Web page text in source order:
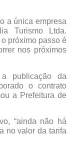
a única empresa
Turismo Ltda.
próximo passo é
nos próximos
publicação da
o contrato
a Prefeitura de
“ainda não há
no valor da tarifa